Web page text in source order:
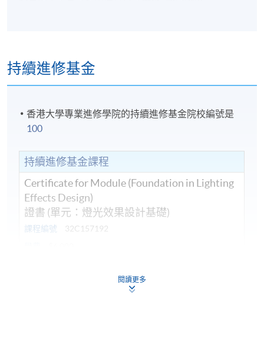
持續進修基金
香港大學專業進修學院的持續進修基金院校編號是
100
持續進修基金課程
Certificate for Module (Foundation in Lighting
Effects Design)
證書 (單元：燈光效果設計基礎)
課程編號
32C157192
閱讀更多